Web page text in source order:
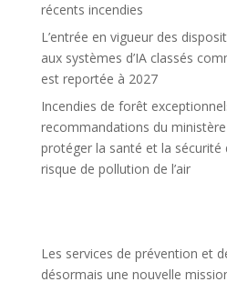
récents incendies
L’entrée en vigueur des
aux systèmes d’IA classés
est reportée à 2027
Incendies de forêt
recommandations du
protéger la santé et la sécurité
risque de pollution de l’air
Les services de prévention et
désormais une nouvelle